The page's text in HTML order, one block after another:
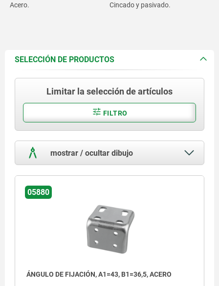
Acero. Cincado y pasivado.
SELECCIÓN DE PRODUCTOS
Limitar la selección de artículos
FILTRO
mostrar / ocultar dibujo
05880
ÁNGULO DE FIJACIÓN, A1=43, B1=36,5, ACERO